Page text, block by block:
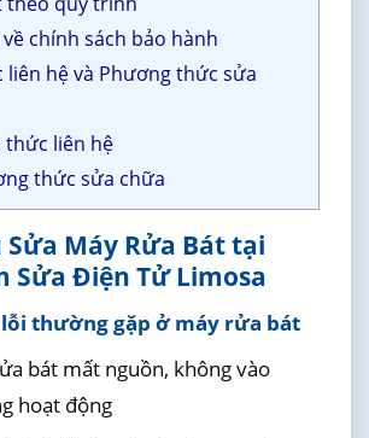
chính sách bảo hành
liên hệ và Phương thức sửa
thức liên hệ
thức sửa chữa
Sửa Máy Rửa Bát tại
Sửa Điện Tử Limosa
lỗi thường gặp ở máy rửa bát
bát mất nguồn, không vào
hoạt động